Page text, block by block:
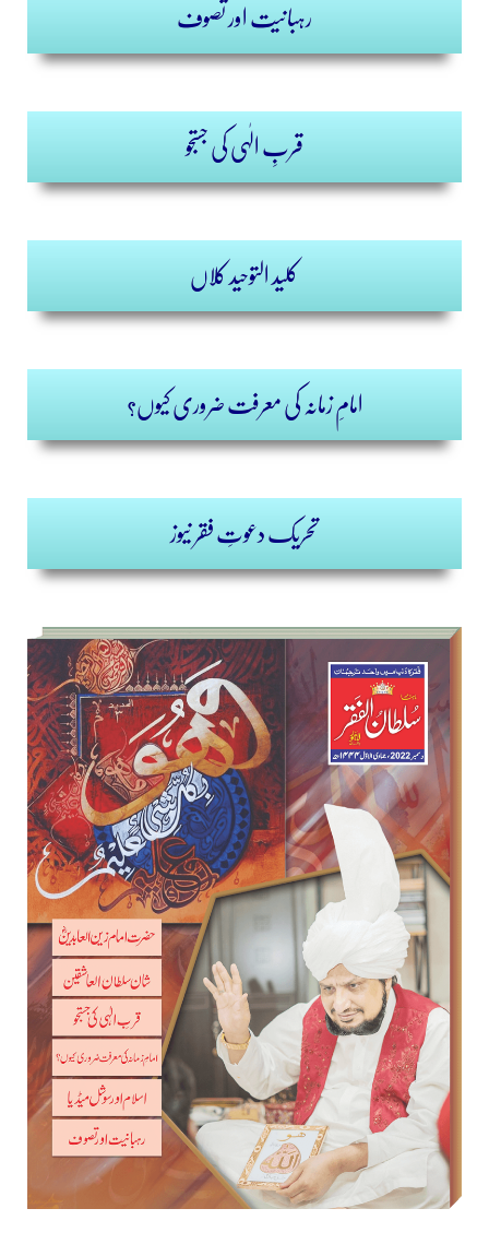
رہبانیت اور تصوف
قربِ الٰہی کی جستجو
کلید التوحید کلاں
امامِ زمانہ کی معرفت ضروری کیوں؟
تحریک دعوتِ فقر نیوز